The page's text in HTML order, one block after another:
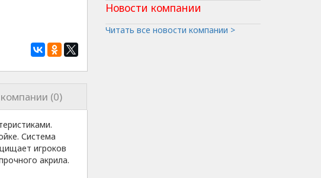
(0)
Система
игроков
акрила.
Новости компании
Читать все новости компании >